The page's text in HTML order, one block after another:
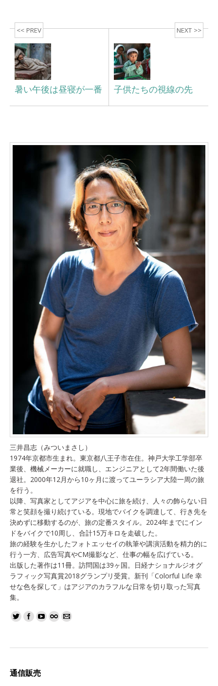
<< PREV
暑い午後は昼寝が一番
NEXT >>
子供たちの視線の先
三井昌志（みついまさし）
1974年京都市生まれ。東京都八王子市在住。神戸大学工学部卒
業後、機械メーカーに就職し、エンジニアとして2年間働いた後
退社。2000年12月から10ヶ月に渡ってユーラシア大陸一周の旅
を行う。
以降、写真家としてアジアを中心に旅を続け、人々の飾らない日
常と笑顔を撮り続けている。現地でバイクを調達して、行き先を
決めずに移動するのが、旅の定番スタイル。2024年までにイン
ドをバイクで10周し、合計15万キロを走破した。
旅の経験を生かしたフォトエッセイの執筆や講演活動を精力的に
行う一方、広告写真やCM撮影など、仕事の幅を広げている。
出版した著作は11冊。訪問国は39ヶ国。日経ナショナルジオグ
ラフィック写真賞2018グランプリ受賞。新刊「Colorful Life 幸
せな色を探して」はアジアのカラフルな日常を切り取った写真
集。
通信販売